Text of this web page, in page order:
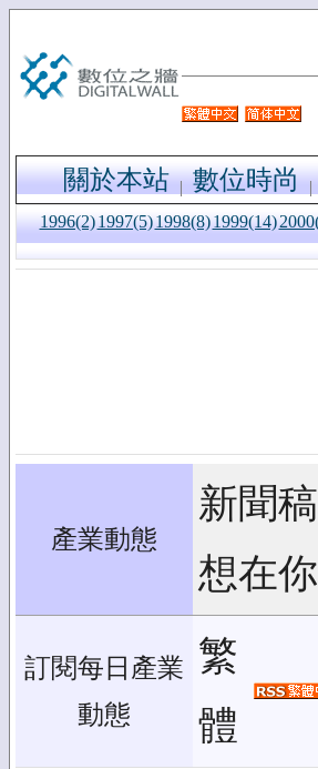
關於本站 數位時尚
1996(2)1997(5)1998(8)1999(14)
產業動態
新聞
想在
訂閱每日產業
動態
繁
體